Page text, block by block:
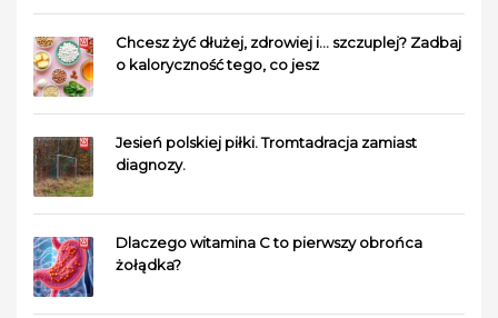
Chcesz żyć dłużej, zdrowiej i… szczuplej? Zadbaj
o kaloryczność tego, co jesz
Jesień polskiej piłki. Tromtadracja zamiast
diagnozy.
Dlaczego witamina C to pierwszy obrońca
żołądka?